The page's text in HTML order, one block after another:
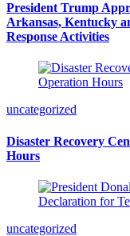
President Trump
Arkansas, Kentucky
Response Activities
uncategorized
Disaster Recovery
Hours
uncategorized